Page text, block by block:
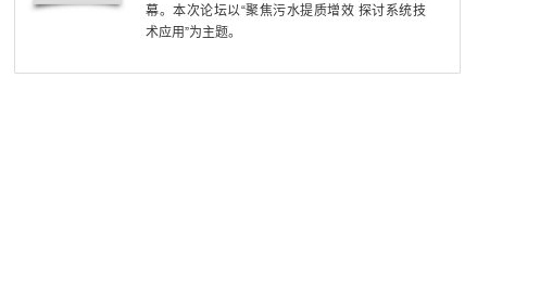
幕。本次论坛以“聚焦污水提质增效 探讨系统技
术应用”为主题。